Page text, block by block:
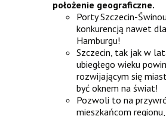
położenie geograficzne.
Porty Szczecin-
konkurencją nawet
Hamburgu!
Szczecin, tak jak w
ubiegłego wieku
rozwijającym się
być oknem na świat!
Pozwoli to na
mieszkańcom